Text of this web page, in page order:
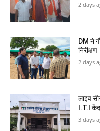
2 days
DM ने
निरीक्षण
2 days
लाइव
I.T.I
3 days